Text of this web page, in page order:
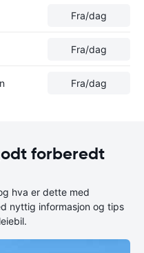
Fra/dag
Fra/dag
Fra/dag
forberedt
hva er dette med
nyttig informasjon og tips